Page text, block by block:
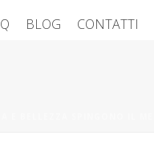
BLOG CONTATTI